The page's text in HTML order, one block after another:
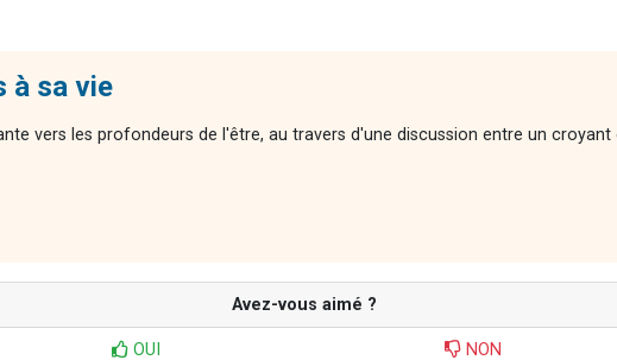
à sa vie
vers les profondeurs de l'être, au travers d'une discussion entre un croyant
Avez-vous aimé ?
OUI NON